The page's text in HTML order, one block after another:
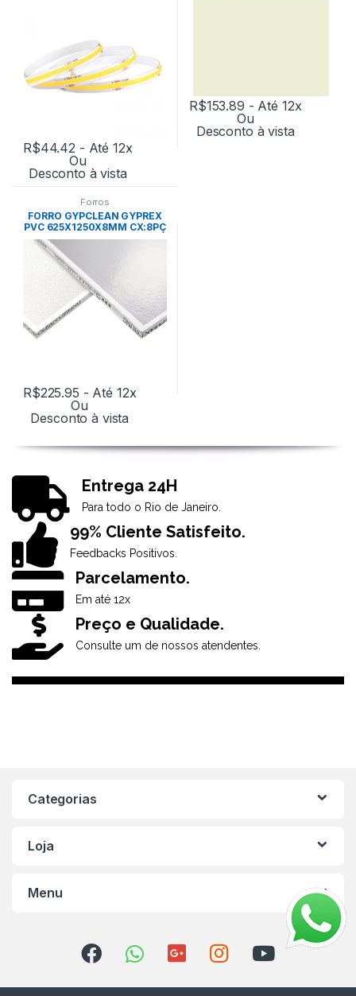
R$44.42 - Até 12x
Ou
Desconto à vista
R$153.89 - Até 12x
Ou
Desconto à vista
Forros
FORRO GYPCLEAN GYPREX
PVC 625X1250X8MM CX:8PÇ
-PLACO
R$225.95 - Até 12x
Ou
Desconto à vista
Entrega 24H
Para todo o Rio de Janeiro.
99% Cliente Satisfeito.
Feedbacks Positivos.
Parcelamento.
Em até 12x
Preço e Qualidade.
Consulte um de nossos atendentes.
Categorias
Loja
Menu